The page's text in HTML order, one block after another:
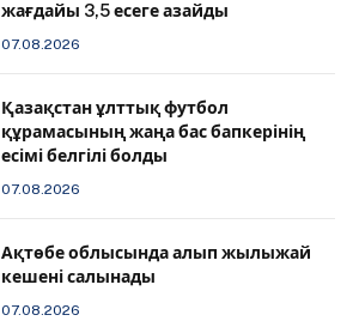
жағдайы 3,5 есеге азайды
07.08.2026
Қазақстан ұлттық футбол
құрамасының жаңа бас бапкерінің
есімі белгілі болды
07.08.2026
Ақтөбе облысында алып жылыжай
кешені салынады
07.08.2026